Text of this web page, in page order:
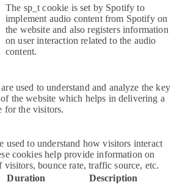
The sp_t cookie is set by Spotify to
implement audio content from Spotify on
the website and also registers information
on user interaction related to the audio
content.
used to understand and analyze the key
the website which helps in delivering a
for the visitors.
used to understand how visitors interact
cookies help provide information on
visitors, bounce rate, traffic source, etc.
Duration Description